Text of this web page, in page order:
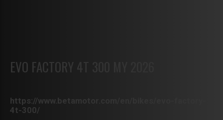
EVO FACTORY 4T 300 MY 2026
https://www.betamotor.com/en/bikes/evo-factory-
4t-300/